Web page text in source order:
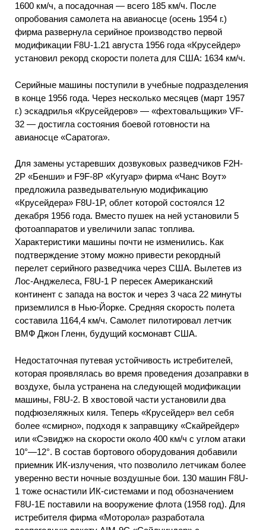
1600 км/ч, а посадочная — всего 185 км/ч. После
опробования самолета на авианосце (осень 1954 г.)
фирма развернула серийное производство первой
модификации F8U-1.21 августа 1956 года «Крусейдер»
установил рекорд скорости полета для США: 1634 км/ч.
Серийные машины поступили в учебные подразделения
в конце 1956 года. Через несколько месяцев (март 1957
г.) эскадрилья «Крусейдеров» — «фехтовальщики» VF-
32 — достигла состояния боевой готовности на
авианосце «Саратога».
Для замены устаревших дозвуковых разведчиков F2H-
2P «Бенши» и F9F-8P «Кугуар» фирма «Чанс Воут»
предложила разведывательную модификацию
«Крусейдера» F8U-1P, облет которой состоялся 12
декабря 1956 года. Вместо пушек на ней установили 5
фотоаппаратов и увеличили запас топлива.
Характеристики машины почти не изменились. Как
подтверждение этому можно привести рекордный
перелет серийного разведчика через США. Вылетев из
Лос-Анджелеса, F8U-1 Р пересек Американский
континент с запада на восток и через 3 часа 22 минуты
приземлился в Нью-Йорке. Средняя скорость полета
составила 1164,4 км/ч. Самолет пилотировал летчик
ВМФ Джон Гленн, будущий космонавт США.
Недостаточная путевая устойчивость истребителей,
которая проявлялась во время проведения дозаправки в
воздухе, была устранена на следующей модификации
машины, F8U-2. В хвостовой части установили два
подфюзеляжных киля. Теперь «Крусейдер» вел себя
более «смирно», подходя к заправщику «Скайрейдер»
или «Сэвидж» на скорости около 400 км/ч с углом атаки
10°—12°. В состав бортового оборудования добавили
приемник ИК-излучения, что позволило летчикам более
уверенно вести ночные воздушные бои. 130 машин F8U-
1 тоже оснастили ИК-системами и под обозначением
F8U-1Е поставили на вооружение флота (1958 год). Для
истребителя фирма «Моторола» разработала